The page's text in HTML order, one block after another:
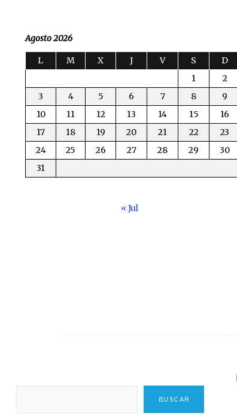
Agosto 2026
L M X J V S
D
1
2
3
4 5 6 7 8
9
10
11 12 13 14 15
16
17
18 19 20 21 22
23
24
25 26 27 28 29
30
31
« Jul
BUSCAR